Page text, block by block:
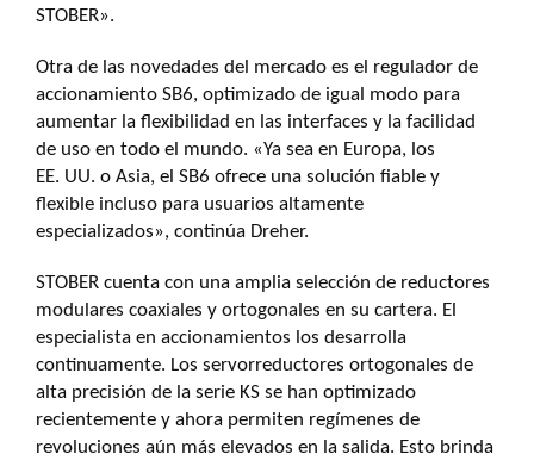
STOBER».
Otra de las novedades del mercado es el regulador de
accionamiento SB6, optimizado de igual modo para
aumentar la flexibilidad en las interfaces y la facilidad
de uso en todo el mundo. «Ya sea en Europa, los
EE. UU. o Asia, el SB6 ofrece una solución fiable y
flexible incluso para usuarios altamente
especializados», continúa Dreher.
STOBER cuenta con una amplia selección de reductores
modulares coaxiales y ortogonales en su cartera. El
especialista en accionamientos los desarrolla
continuamente. Los servorreductores ortogonales de
alta precisión de la serie KS se han optimizado
recientemente y ahora permiten regímenes de
revoluciones aún más elevados en la salida. Esto brinda